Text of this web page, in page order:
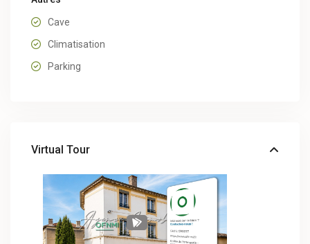
Cave
Climatisation
Parking
Virtual Tour